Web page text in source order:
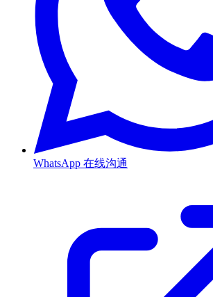
WhatsApp 在线沟通